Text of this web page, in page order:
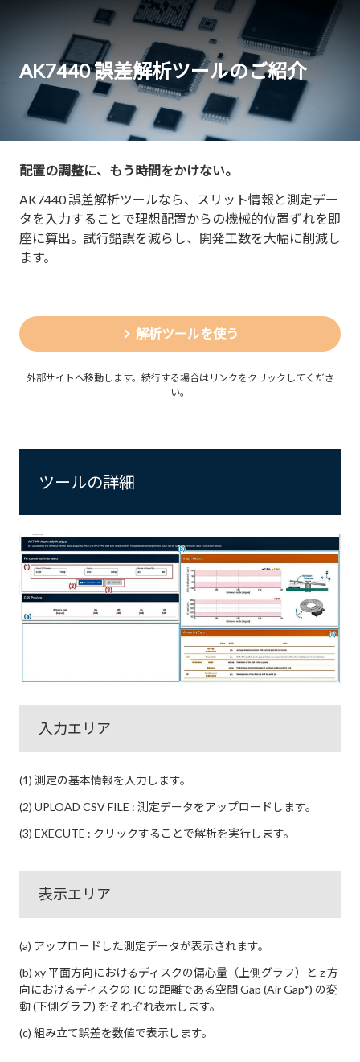
AK7440 誤差解析ツールのご紹介
配置の調整に、もう時間をかけない。
AK7440 誤差解析ツールなら、スリット情報と測定デー
タを入力することで理想配置からの機械的位置ずれを即
座に算出。試行錯誤を減らし、開発工数を大幅に削減し
ます。
解析ツールを使う
外部サイトへ移動します。続行する場合はリンクをクリックしてくださ
い。
ツールの詳細
入力エリア
(1) 測定の基本情報を入力します。
(2) UPLOAD CSV FILE : 測定データをアップロードします。
(3) EXECUTE : クリックすることで解析を実行します。
表示エリア
(a) アップロードした測定データが表示されます。
(b) xy 平面方向におけるディスクの偏心量（上側グラフ）と z 方
向におけるディスクの IC の距離である空間 Gap (Air Gap*) の変
動 (下側グラフ) をそれぞれ表示します。
(c) 組み立て誤差を数値で表示します。